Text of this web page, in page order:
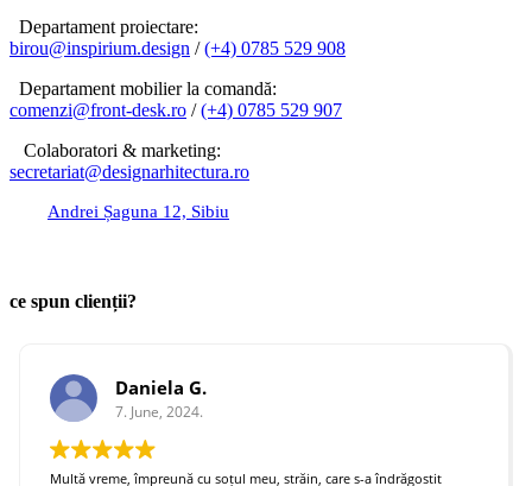
Departament proiectare:
birou@inspirium.design /(+4) 0785 529 908
Departament mobilier la comandă:
comenzi@front-desk.ro /(+4) 0785 529 907
Colaboratori & marketing:
secretariat@designarhitectura.ro
Andrei Șaguna 12, Sibiu
ce spun clienții?
Daniela G.
7. June, 2024.
Multă vreme, împreună cu soțul meu, străin, care s-a îndrăgostit